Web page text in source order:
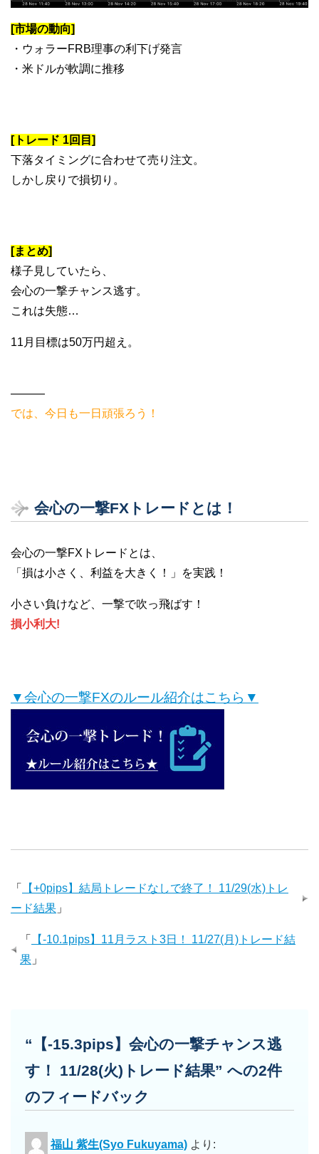
[市場の動向]
・ウォラーFRB理事の利下げ発言
・米ドルが軟調に推移
[トレード 1回目]
下落タイミングに合わせて売り注文。
しかし戻りで損切り。
[まとめ]
様子見していたら、
会心の一撃チャンス逃す。
これは失態…
11月目標は50万円超え。
———
では、今日も一日頑張ろう！
会心の一撃FXトレードとは！
会心の一撃FXトレードとは、
「損は小さく、利益を大きく！」を実践！
小さい負けなど、一撃で吹っ飛ばす！
損小利大!
▼会心の一撃FXのルール紹介はこちら▼
「
【+0pips】結局トレードなしで終了！ 11/29(水)トレ
ード結果 」
「
【-10.1pips】11月ラスト3日！ 11/27(月)トレード結
果 」
“【-15.3pips】会心の一撃チャンス逃
す！ 11/28(火)トレード結果” への2件
のフィードバック
福山 紫生(Syo Fukuyama) より: